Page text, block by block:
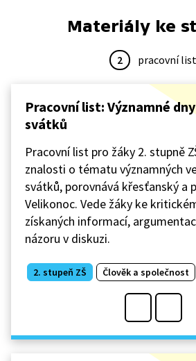
Materiály ke
2 pracovní
Pracovní list: Významné
svátků
Pracovní list pro žáky 2. stupně
znalosti o tématu významných
svátků, porovnává křesťanský a
Velikonoc. Vede žáky ke
získaných informací,
názoru v diskuzi.
2. stupeň ZŠ Člověk a společnost